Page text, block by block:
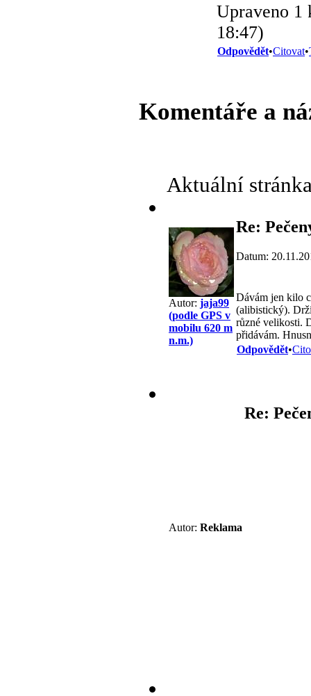
Upraveno 1
18:47)
Odpovědět•Citovat•
Komentáře a
Aktuální
Autor: jaja99
(podle GPS v
mobilu 620 m
n.m.)
Re:
Datum:
Dávám jen kilo
(alibistický).
různé velikosti.
přidávám.
Odpovědět•
Autor: Reklama
Re: